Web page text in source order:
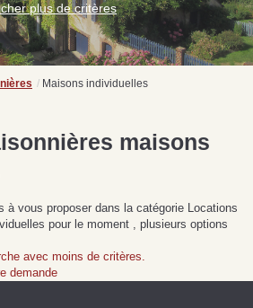
et actualités
dans vos projets
sur-
estimation immobilière à
Bagnoles-de-l’Orne :
conséquences ?
plus de critères
Maisons individuelles
maisons
à vous proposer dans la catégorie Locations
pour le moment , plusieurs options
avec moins de critères.
demande